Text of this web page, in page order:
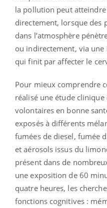
la pollution peut atteindre
directement, lorsque des
dans l’atmosphère
ou indirectement, via
qui finit par affecter le
Pour mieux comprendre
réalisé une étude
volontaires en bonne
exposés à différents
fumées de diesel, fumée
et aérosols issus du
présent dans de
une exposition de 60
quatre heures, les
fonctions cognitives :